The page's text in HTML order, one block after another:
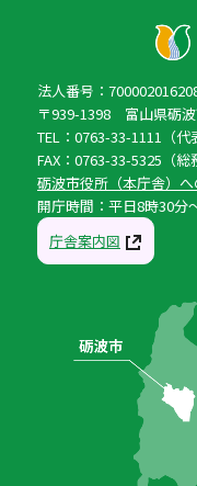
法人番号：
〒939-1398 富山県砺
TEL：0763-33-1111（代
FAX：0763-33-5325（総
砺波市役所（本庁舎）へ
開庁時間：平日8時30分
庁舎案内図